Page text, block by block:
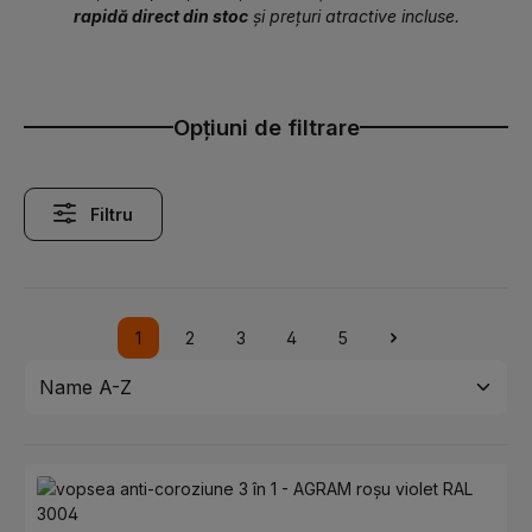
rapidă direct din stocși prețuri atractive incluse.
Opțiuni de filtrare
Filtru
Pagina
1
Pagina
2
Pagina
3
Pagina
4
Pagina
5